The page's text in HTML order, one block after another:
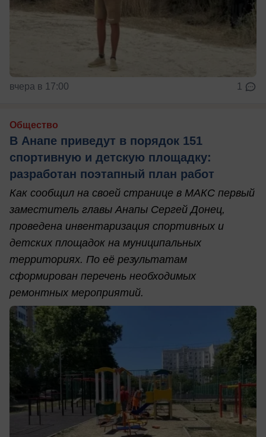
вчера в 17:00 1
Общество
В Анапе приведут в порядок 151
спортивную и детскую площадку:
разработан поэтапный план работ
Как сообщил на своей странице в МАКС первый
заместитель главы Анапы Сергей Донец,
проведена инвентаризация спортивных и
детских площадок на муниципальных
территориях. По её результатам
сформирован перечень необходимых
ремонтных мероприятий.